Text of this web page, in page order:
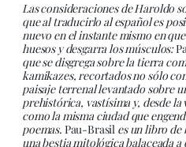
Las consideraciones de Haroldo
que al traducirlo al español es
nuevo en el instante mismo en
huesos y desgarra los músculos:
que se disgrega sobre la tierra
kamikazes, recortados no sólo
paisaje terrenal levantado sobre
prehistórica, vastísima y, desde
como la misma ciudad que
poemas. Pau-Brasil es un libro de
una bestia mitológica balaceada